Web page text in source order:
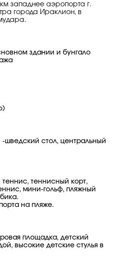
западнее аэропорта г.
города Ираклион, в
здании и бунгало
шведский стол, центральный
теннисный корт,
мини-гольф, пляжный
на пляже.
площадка, детский
высокие детские стулья в